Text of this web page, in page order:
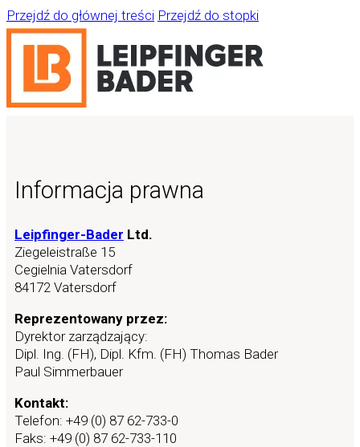
Przejdź do głównej treści Przejdź do stopki
Informacja prawna
Leipfinger-Bader Ltd.
Ziegeleistraße 15
Cegielnia Vatersdorf
84172 Vatersdorf
Reprezentowany przez:
Dyrektor zarządzający:
Dipl. Ing. (FH), Dipl. Kfm. (FH) Thomas Bader
Paul Simmerbauer
Kontakt:
Telefon: +49 (0) 87 62-733-0
Faks: +49 (0) 87 62-733-110